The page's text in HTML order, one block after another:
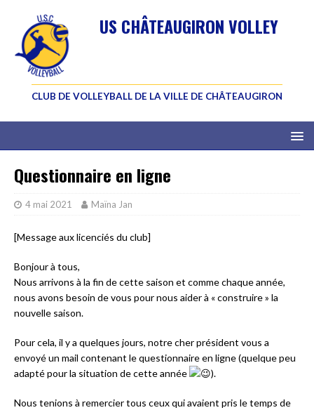
US CHÂTEAUGIRON VOLLEY
CLUB DE VOLLEYBALL DE LA VILLE DE CHÂTEAUGIRON
Questionnaire en ligne
4 mai 2021 Maïna Jan
[Message aux licenciés du club]
Bonjour à tous,
Nous arrivons à la fin de cette saison et comme chaque année,
nous avons besoin de vous pour nous aider à « construire » la
nouvelle saison.
Pour cela, il y a quelques jours, notre cher président vous a
envoyé un mail contenant le questionnaire en ligne (quelque peu
adapté pour la situation de cette année
).
Nous tenions à remercier tous ceux qui avaient pris le temps de